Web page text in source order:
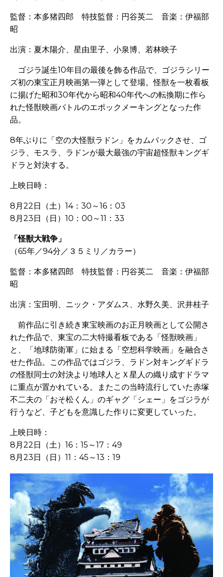
監督：本多猪四郎 特技監督：円谷英二 音楽：伊福部
昭
出演：夏木陽介、星由里子、小泉博、若林映子
ゴジラ誕生10年目の最後を飾る作品で、ゴジラシリー
ズ初の東宝正月映画第一弾として登場。怪獣を一枚看板
に揚げた昭和30年代から昭和40年代への転換期に作ら
れた怪獣映画バトルのエポックメーキングとなった作
品。
8年ぶりに「空の大怪獣ラドン」をカムバックさせ、ゴ
ジラ、モスラ、ラドンが最大最強の宇宙超怪獣キングギ
ドラと対決する。
上映日時：
8 月22 日（土） 14： 30 ～16 ： 03
8月23日（日） 10 ： 00 ～11 ： 33
「怪獣大戦争」
（65年／94分／３５ミリ／カラー）
監督：本多猪四郎 特技監督：円谷英二 音楽：伊福部
昭
出演：宝田明、ニック・アダムス、水野久美、沢井桂子
前作品に引き続き東宝映画のお正月映画として公開さ
れた作品で、東宝の二大特撮看板である「怪獣映画」
と、「地球防衛軍」に始まる「空想科学映画」を融合さ
せた作品。この作品ではゴジラ、ラドン対キングギドラ
の怪獣同士の対決より地球人とＸ星人の織り成すドラマ
に重点が置かれている。またこの当時流行していた赤塚
不二夫の「おそ松くん」のギャグ「シェー」をゴジラが
行うなど、子どもを意識した作りに変更していった。
上映日時：
8 月22 日（土） 16 ： 15 ～17 ： 49
8月23日（日） 11 ： 45 ～13 ： 19